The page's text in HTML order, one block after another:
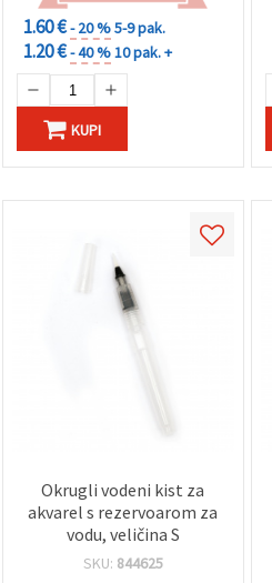
1.60 €- 20 %5-9 pak.
1.20 €- 40 %10 pak. +
KUPI
Okrugli vodeni kist za
akvarel s rezervoarom za
vodu, veličina S
SKU: 844625